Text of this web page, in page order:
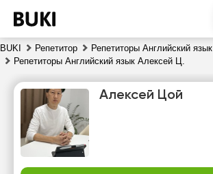
BUKI Репетитор
Репетиторы Английский язык
Репетиторы Английский язык Алексей Ц.
Алексей Цой